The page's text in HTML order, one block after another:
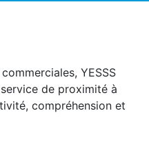
YESSS
de proximité à
compréhension et